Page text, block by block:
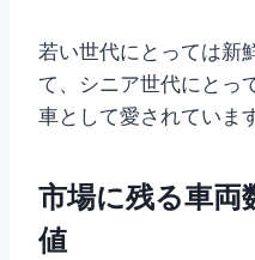
若い世代にとっては新
て、シニア世代にとっ
車として愛されていま
市場に残る車両
値